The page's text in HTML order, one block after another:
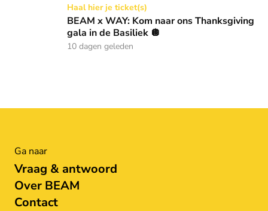
BEAM x WAY: Kom naar ons Thanksgiving gala in de
Haal hier je ticket(s)
BEAM x WAY: Kom naar ons Thanksgiving
gala in de Basiliek 🪩
10 dagen geleden
Ga naar
Vraag & antwoord
Over BEAM
Contact